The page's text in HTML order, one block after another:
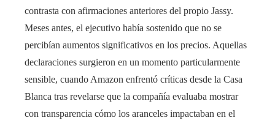
contrasta con afirmaciones anteriores del propio Jassy.
Meses antes, el ejecutivo había sostenido que no se
percibían aumentos significativos en los precios. Aquellas
declaraciones surgieron en un momento particularmente
sensible, cuando Amazon enfrentó críticas desde la Casa
Blanca tras revelarse que la compañía evaluaba mostrar
con transparencia cómo los aranceles impactaban en el